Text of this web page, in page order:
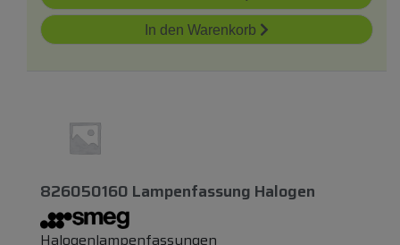
In den Warenkorb
826050160 Lampenfassung Halogen
Halogenlampenfassungen